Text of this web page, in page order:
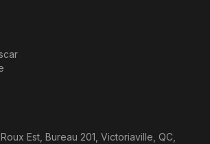
Est, Bureau 201, Victoriaville, QC,